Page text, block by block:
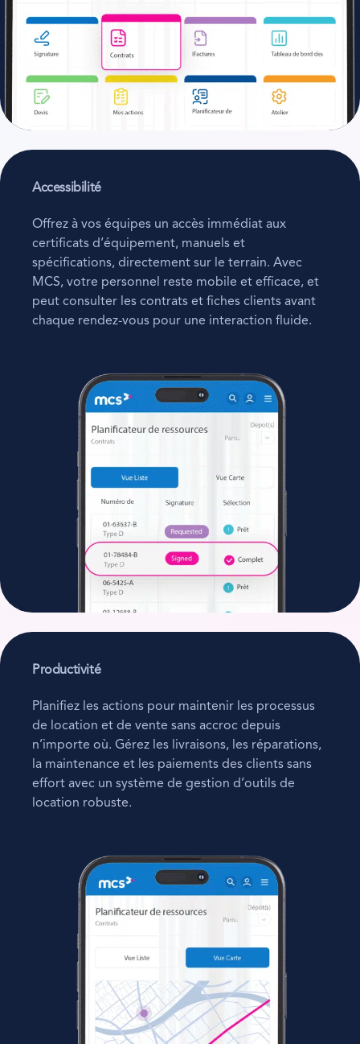
Accessibilité
Offrez à vos équipes un accès immédiat aux
certificats d’équipement, manuels et
spécifications, directement sur le terrain. Avec
MCS, votre personnel reste mobile et efficace, et
peut consulter les contrats et fiches clients avant
chaque rendez-vous pour une interaction fluide.
Productivité
Planifiez les actions pour maintenir les processus
de location et de vente sans accroc depuis
n’importe où. Gérez les livraisons, les réparations,
la maintenance et les paiements des clients sans
effort avec un système de gestion d’outils de
location robuste.